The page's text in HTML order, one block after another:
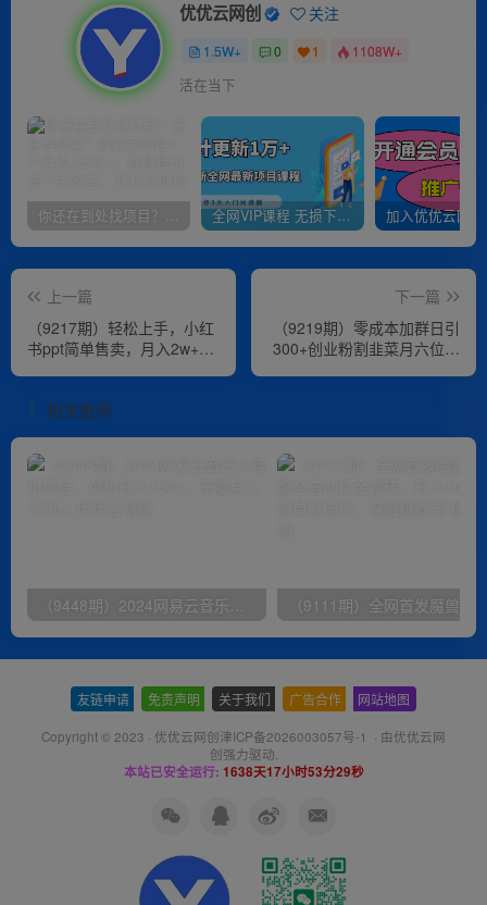
优优云网创 关注
1.5W+ 0 1 1108W+
活在当下
你还在到处找项目？还在当韭菜？我靠卖项目一个月收入5万+，曾经我也是个失败者。 全网VIP课程 无损下载~
上一篇
（9217期）轻松上手，小红
书ppt简单售卖，月入2w+小
下一篇
（9219期）零成本加群日引
300+创业粉割韭菜月六位数
相关推荐
友链申请 免责声明 关于我们 广告合作 网站地图
Copyright © 2023 · 优优云网创津ICP备2026003057号-1 · 由优优云网
创强力驱动.
本站已安全运行: 1638天17小时53分30秒